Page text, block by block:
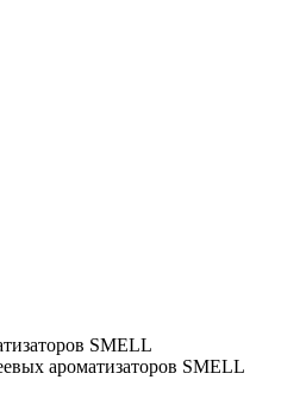
SMELL
ароматизаторов SMELL